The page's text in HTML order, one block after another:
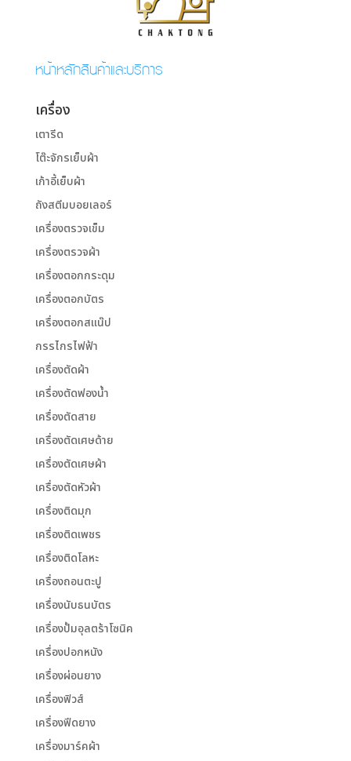
หน้าหลักสินค้าและบริการ
เครื่อง
เตารีด
โต๊ะจักรเย็บผ้า
เก้าอี้เย็บผ้า
ถังสตีมบอยเลอร์
เครื่องตรวจเข็ม
เครื่องตรวจผ้า
เครื่องตอกกระดุม
เครื่องตอกบัตร
เครื่องตอกสแน๊ป
กรรไกรไฟฟ้า
เครื่องตัดผ้า
เครื่องตัดฟองน้ำ
เครื่องตัดสาย
เครื่องตัดเศษด้าย
เครื่องตัดเศษผ้า
เครื่องตัดหัวผ้า
เครื่องติดมุก
เครื่องติดเพชร
เครื่องติดโลหะ
เครื่องถอนตะปู
เครื่องนับธนบัตร
เครื่องปั้มอุลตร้าโซนิค
เครื่องปอกหนัง
เครื่องผ่อนยาง
เครื่องฟิวส์
เครื่องฟีดยาง
เครื่องมาร์คผ้า